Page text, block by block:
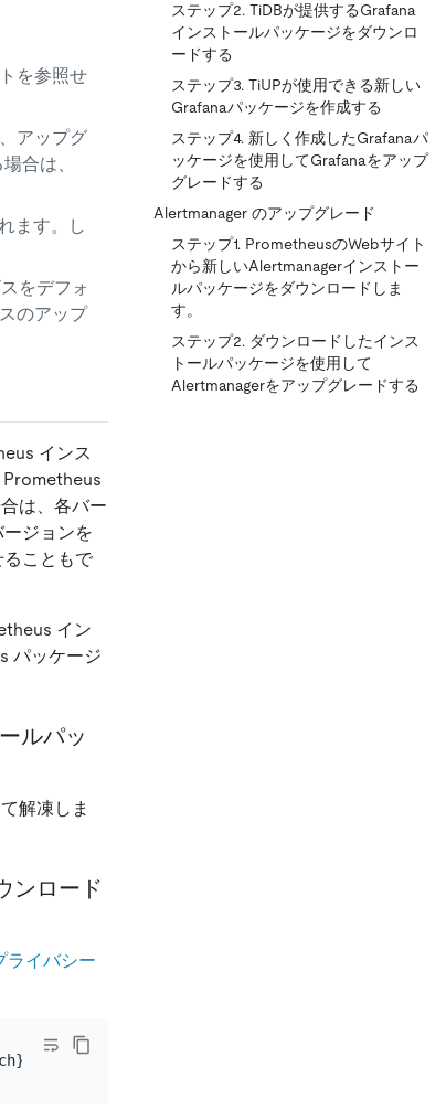
を参照せ
アップグ
合は、
ます。し
をデフォ
のアップ
インス
Prometheus
は、各バー
ジョンを
こともで
イン
パッケージ
ルパッ
解凍しま
ンロード
ライバシー
https://download.pingcap.org/tidb-community-server-{version}-linux-{arch}.tar.gz
ステップ2. TiDBが提供するGrafana
インストールパッケージをダウンロ
ードする
ステップ3. TiUPが使用できる新しい
Grafanaパッケージを作成する
ステップ4. 新しく作成したGrafanaパ
ッケージを使用してGrafanaをアップ
グレードする
Alertmanager のアップグレード
ステップ1. PrometheusのWebサイト
から新しいAlertmanagerインストー
ルパッケージをダウンロードしま
す。
ステップ2. ダウンロードしたインス
トールパッケージを使用して
Alertmanagerをアップグレードする